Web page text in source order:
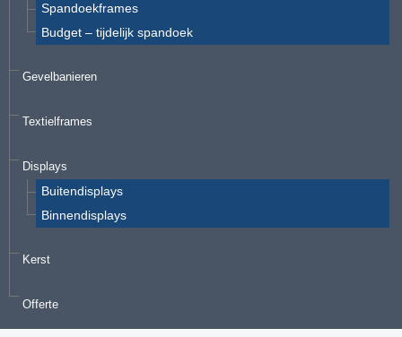
Spandoekframes
Budget – tijdelijk spandoek
Gevelbanieren
Textielframes
Displays
Buitendisplays
Binnendisplays
Kerst
Offerte